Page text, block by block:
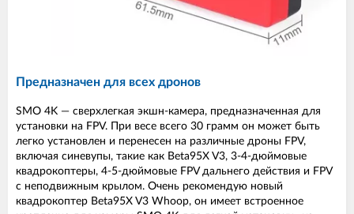
Предназначен для всех дронов
SMO 4K — сверхлегкая экшн-камера, предназначенная для
установки на FPV. При весе всего 30 грамм он может быть
легко установлен и перенесен на различные дроны FPV,
включая синевупы, такие как Beta95X V3, 3-4-дюймовые
квадрокоптеры, 4-5-дюймовые FPV дальнего действия и FPV
с неподвижным крылом. Очень рекомендую новый
квадрокоптер Beta95X V3 Whoop, он имеет встроенное